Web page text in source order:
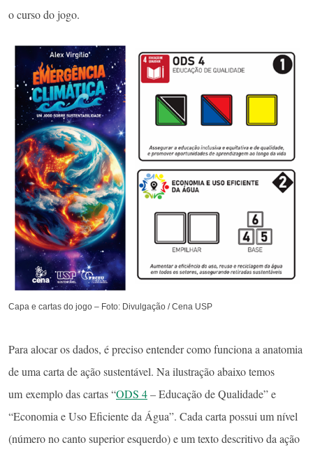
o curso do jogo.
Capa e cartas do jogo – Foto: Divulgação / Cena USP
Para alocar os dados, é preciso entender como funciona a anatomia
de uma carta de ação sustentável. Na ilustração abaixo temos
um exemplo das cartas “ODS 4– Educação de Qualidade” e
“Economia e Uso Eficiente da Água”. Cada carta possui um nível
(número no canto superior esquerdo) e um texto descritivo da ação